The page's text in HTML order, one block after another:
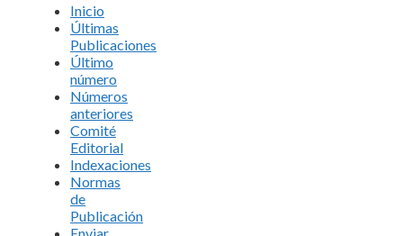
Inicio
Últimas
Publicaciones
Último
número
Números
anteriores
Comité
Editorial
Indexaciones
Normas
de
Publicación